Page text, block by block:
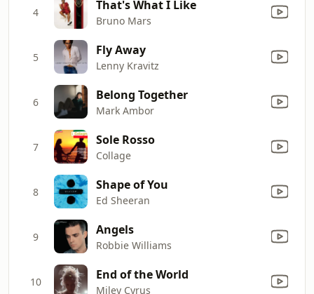
4 That's What I Like
Bruno Mars
5 Fly Away
Lenny Kravitz
6 Belong Together
Mark Ambor
7 Sole Rosso
Collage
8 Shape of You
Ed Sheeran
9 Angels
Robbie Williams
10 End of the World
Miley Cyrus